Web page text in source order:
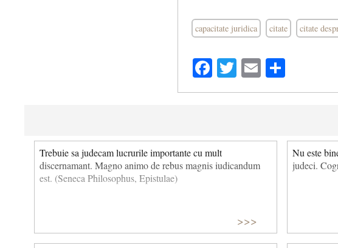
capacitate juridica citate citate
Facebook
Twitter
Email
Trebuie sa judecam lucrurile importante cu mult
discernamant. Magno animo de rebus magnis iudicandum
est. (Seneca Philosophus, Epistulae)
>>>
Nu este
judeci.